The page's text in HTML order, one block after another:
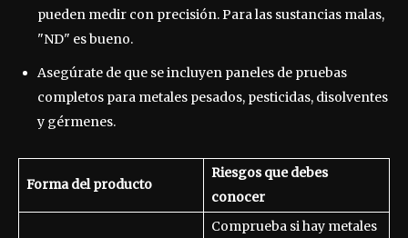
pueden medir con precisión. Para las sustancias malas,
"ND" es bueno.
Asegúrate de que se incluyen paneles de pruebas
completos para metales pesados, pesticidas, disolventes
y gérmenes.
Forma del producto
Riesgos que debes
conocer
Comprueba si hay metales